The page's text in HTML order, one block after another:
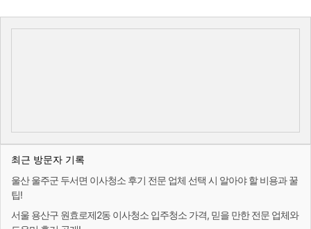
최근 방문자 기록
울산 울주군 두서면 이사청소 후기 전문 업체 선택 시 알아야 할 비용과 꿀
팁!
서울 용산구 원효로제2동 이사청소 입주청소 가격, 믿을 만한 전문 업체와